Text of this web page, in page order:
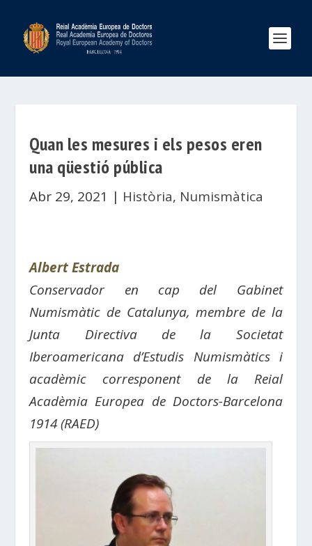
Quan les mesures i els pesos eren
una qüestió pública
Abr 29, 2021 | Història, Numismàtica
Albert Estrada
Conservador en cap del Gabinet
Numismàtic de Catalunya, membre de la
Junta Directiva de la Societat
Iberoamericana d’Estudis Numismàtics i
acadèmic corresponent de la Reial
Acadèmia Europea de Doctors-Barcelona
1914 (RAED)